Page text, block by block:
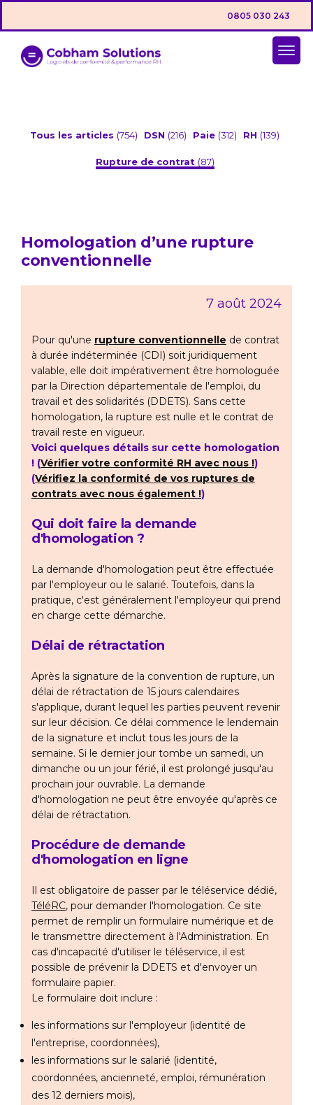
0805 030 243
Tous les articles (754) DSN (216) Paie (312) RH (139)
Rupture de contrat (87)
Homologation d’une rupture
conventionnelle
7 août 2024
Pour qu'une rupture conventionnelle de contrat
à durée indéterminée (CDI) soit juridiquement
valable, elle doit impérativement être homologuée
par la Direction départementale de l'emploi, du
travail et des solidarités (DDETS). Sans cette
homologation, la rupture est nulle et le contrat de
travail reste en vigueur.
Voici quelques détails sur cette homologation
! (Vérifier votre conformité RH avec nous !)
(Vérifiez la conformité de vos ruptures de
contrats avec nous également !)
Qui doit faire la demande
d'homologation ?
La demande d'homologation peut être effectuée
par l'employeur ou le salarié. Toutefois, dans la
pratique, c'est généralement l'employeur qui prend
en charge cette démarche.
Délai de rétractation
Après la signature de la convention de rupture, un
délai de rétractation de 15 jours calendaires
s'applique, durant lequel les parties peuvent revenir
sur leur décision. Ce délai commence le lendemain
de la signature et inclut tous les jours de la
semaine. Si le dernier jour tombe un samedi, un
dimanche ou un jour férié, il est prolongé jusqu'au
prochain jour ouvrable. La demande
d'homologation ne peut être envoyée qu'après ce
délai de rétractation.
Procédure de demande
d'homologation en ligne
Il est obligatoire de passer par le téléservice dédié,
TéléRC, pour demander l'homologation. Ce site
permet de remplir un formulaire numérique et de
le transmettre directement à l'Administration. En
cas d'incapacité d'utiliser le téléservice, il est
possible de prévenir la DDETS et d'envoyer un
formulaire papier.
Le formulaire doit inclure :
les informations sur l'employeur (identité de
l'entreprise, coordonnées),
les informations sur le salarié (identité,
coordonnées, ancienneté, emploi, rémunération
des 12 derniers mois),